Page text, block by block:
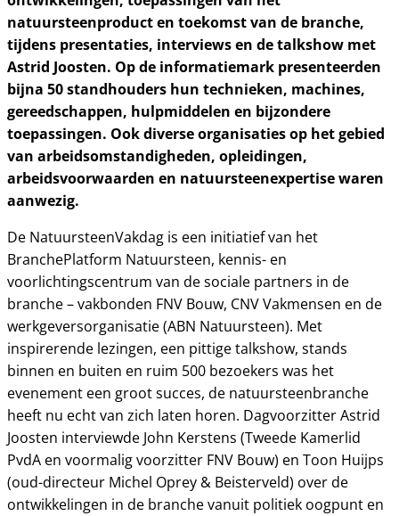
natuursteenproduct en toekomst van de branche,
tijdens presentaties, interviews en de talkshow met
Astrid Joosten. Op de informatiemark presenteerden
bijna 50 standhouders hun technieken, machines,
gereedschappen, hulpmiddelen en bijzondere
toepassingen. Ook diverse organisaties op het gebied
van arbeidsomstandigheden, opleidingen,
arbeidsvoorwaarden en natuursteenexpertise waren
aanwezig.
De NatuursteenVakdag is een initiatief van het
BranchePlatform Natuursteen, kennis- en
voorlichtingscentrum van de sociale partners in de
branche – vakbonden FNV Bouw, CNV Vakmensen en de
werkgeversorganisatie (ABN Natuursteen). Met
inspirerende lezingen, een pittige talkshow, stands
binnen en buiten en ruim 500 bezoekers was het
evenement een groot succes, de natuursteenbranche
heeft nu echt van zich laten horen. Dagvoorzitter Astrid
Joosten interviewde John Kerstens (Tweede Kamerlid
PvdA en voormalig voorzitter FNV Bouw) en Toon Huijps
(oud-directeur Michel Oprey & Beisterveld) over de
ontwikkelingen in de branche vanuit politiek oogpunt en